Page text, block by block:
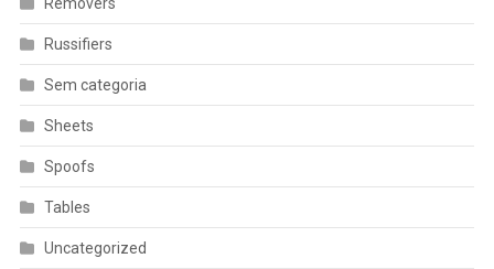
Russifiers
Sem categoria
Sheets
Spoofs
Tables
Uncategorized